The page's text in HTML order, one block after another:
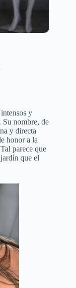
y
Su nombre, de
y directa
honor a la
parece que
que el